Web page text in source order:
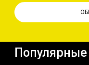
Популярные